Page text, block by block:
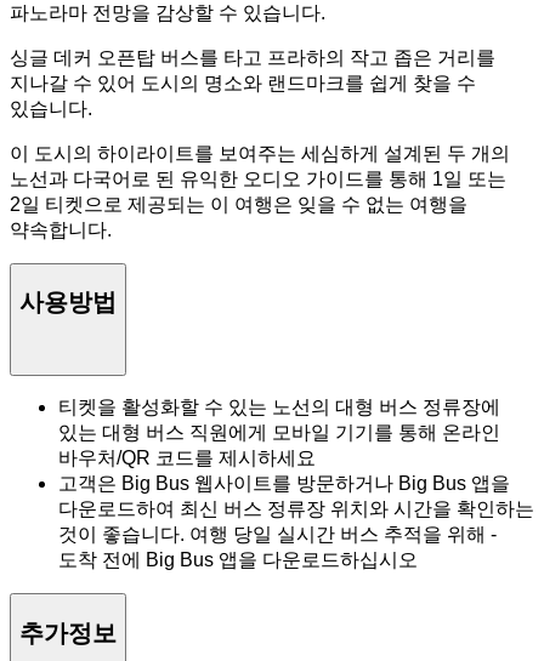
파노라마 전망을 감상할 수 있습니다.
싱글 데커 오픈탑 버스를 타고 프라하의 작고 좁은 거리를
지나갈 수 있어 도시의 명소와 랜드마크를 쉽게 찾을 수
있습니다.
이 도시의 하이라이트를 보여주는 세심하게 설계된 두 개의
노선과 다국어로 된 유익한 오디오 가이드를 통해 1일 또는
2일 티켓으로 제공되는 이 여행은 잊을 수 없는 여행을
약속합니다.
사용방법
티켓을 활성화할 수 있는 노선의 대형 버스 정류장에
있는 대형 버스 직원에게 모바일 기기를 통해 온라인
바우처/QR 코드를 제시하세요
고객은 Big Bus 웹사이트를 방문하거나 Big Bus 앱을
다운로드하여 최신 버스 정류장 위치와 시간을 확인하는
것이 좋습니다. 여행 당일 실시간 버스 추적을 위해 -
도착 전에 Big Bus 앱을 다운로드하십시오
추가정보